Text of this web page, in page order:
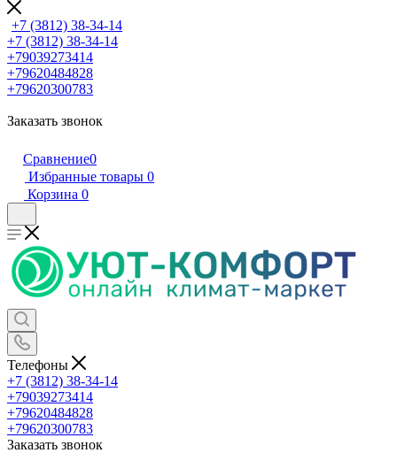
+7 (3812) 38-34-14
+7 (3812) 38-34-14
+79039273414
+79620484828
+79620300783
Заказать звонок
Сравнение0
Избранные товары 0
Корзина 0
Телефоны
+7 (3812) 38-34-14
+79039273414
+79620484828
+79620300783
Заказать звонок